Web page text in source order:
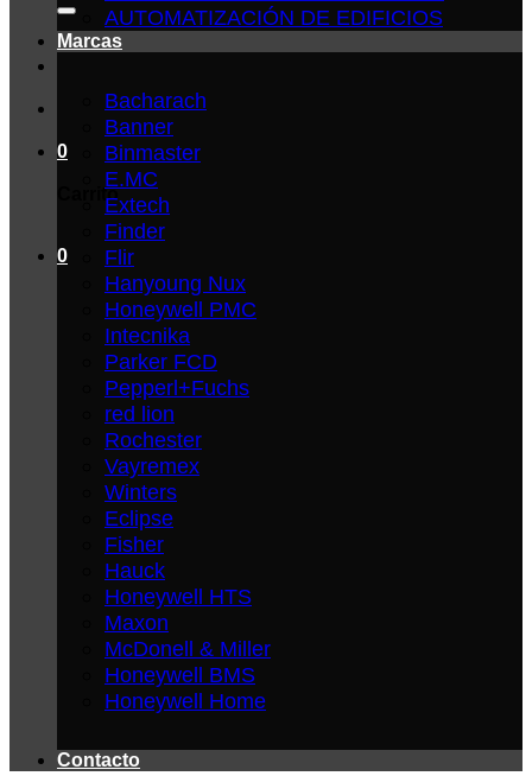
0
Carrito
0
AUTOMATIZACIÓN DE EDIFICIOS
Marcas
Bacharach
Banner
Binmaster
E.MC
Extech
Finder
Flir
Hanyoung Nux
Honeywell PMC
Intecnika
Parker FCD
Pepperl+Fuchs
red lion
Rochester
Vayremex
Winters
Eclipse
Fisher
Hauck
Honeywell HTS
Maxon
McDonell & Miller
Honeywell BMS
Honeywell Home
Contacto